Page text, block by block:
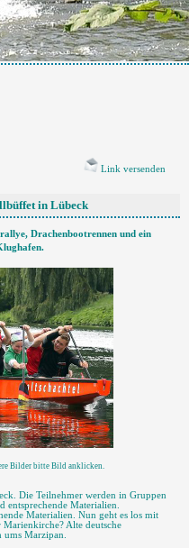
Link versenden
in Lübeck
Drachenbootrennen und ein
Bilder bitte Bild anklicken.
Die Teilnehmer werden in Gruppen
entsprechende Materialien.
Materialien. Nun geht es los mit
Alte deutsche
Marzipan.